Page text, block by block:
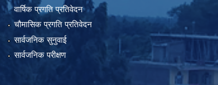
वार्षिक प्रगति प्रतिवेदन
चौमासिक प्रगति प्रतिवेदन
सार्वजनिक सुनुवाई
सार्वजनिक परीक्षण